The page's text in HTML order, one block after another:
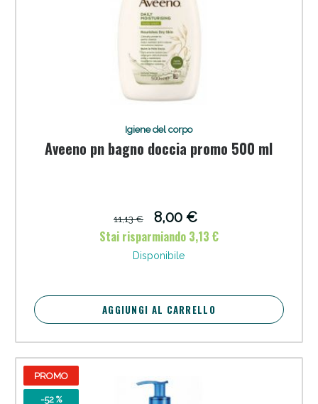
Igiene del corpo
Aveeno pn bagno doccia promo 500 ml
11,13 €
8,00 €
Stai risparmiando 3,13 €
Disponibile
AGGIUNGI AL CARRELLO
PROMO
-52 %
oggi!
Anticellulite e Fanghi: Sconto fino al 40% valido
oggi!